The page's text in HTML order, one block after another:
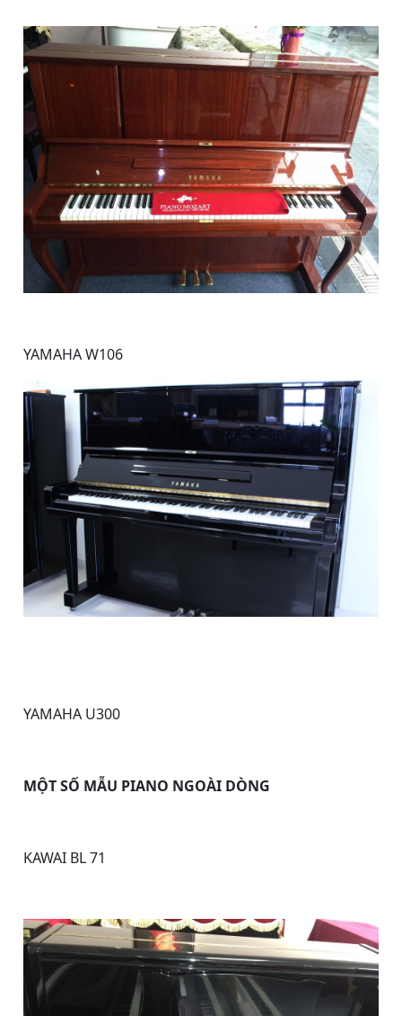
YAMAHA W106
YAMAHA U300
MỘT SỐ MẪU PIANO NGOÀI DÒNG
KAWAI BL 71